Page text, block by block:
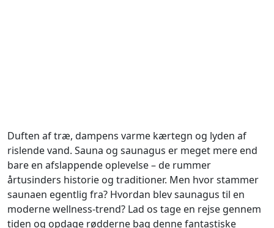
saunagus: Fra oldtidens
ritualer til moderne
velvære
Duften af træ, dampens varme kærtegn og lyden af
rislende vand. Sauna og saunagus er meget mere end
bare en afslappende oplevelse – de rummer
årtusinders historie og traditioner. Men hvor stammer
saunaen egentlig fra? Hvordan blev saunagus til en
moderne wellness-trend? Lad os tage en rejse gennem
tiden og opdage rødderne bag denne fantastiske